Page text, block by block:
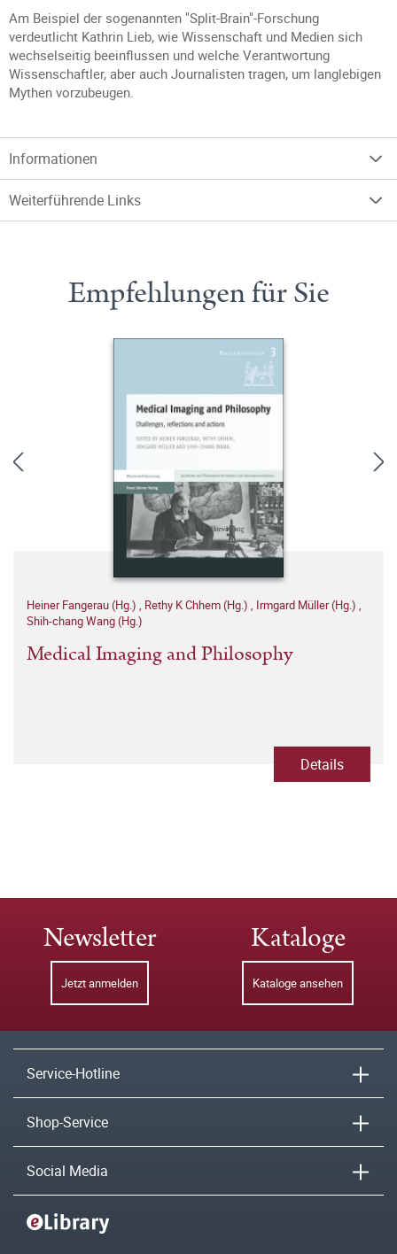
Am Beispiel der sogenannten "Split-Brain"-Forschung
verdeutlicht Kathrin Lieb, wie Wissenschaft und Medien sich
wechselseitig beeinflussen und welche Verantwortung
Wissenschaftler, aber auch Journalisten tragen, um langlebigen
Mythen vorzubeugen.
Informationen
Weiterführende Links
Empfehlungen für Sie
Heiner Fangerau (Hg.) , Rethy K Chhem (Hg.) , Irmgard Müller (Hg.) ,
Shih-chang Wang (Hg.)
Medical Imaging and Philosophy
Details
Newsletter
Jetzt anmelden
Kataloge
Kataloge ansehen
Service-Hotline
Shop-Service
Social Media